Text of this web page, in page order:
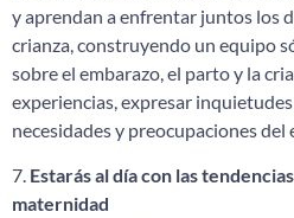
y aprendan a enfrentar juntos los
crianza, construyendo un equipo
sobre el embarazo, el parto y la
experiencias, expresar
necesidades y preocupaciones del
7. Estarás al día con las
maternidad